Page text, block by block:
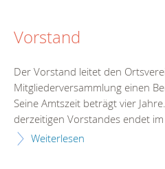
Vorstand
Der Vorstand leitet den
Mitgliederversammlung einen
Seine Amtszeit beträgt vier
derzeitigen Vorstandes endet im
Weiterlesen